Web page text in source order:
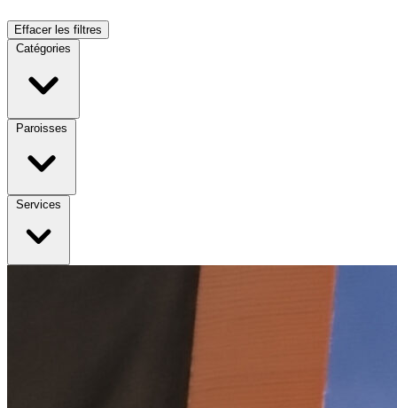
Effacer les filtres
Catégories
Paroisses
Services